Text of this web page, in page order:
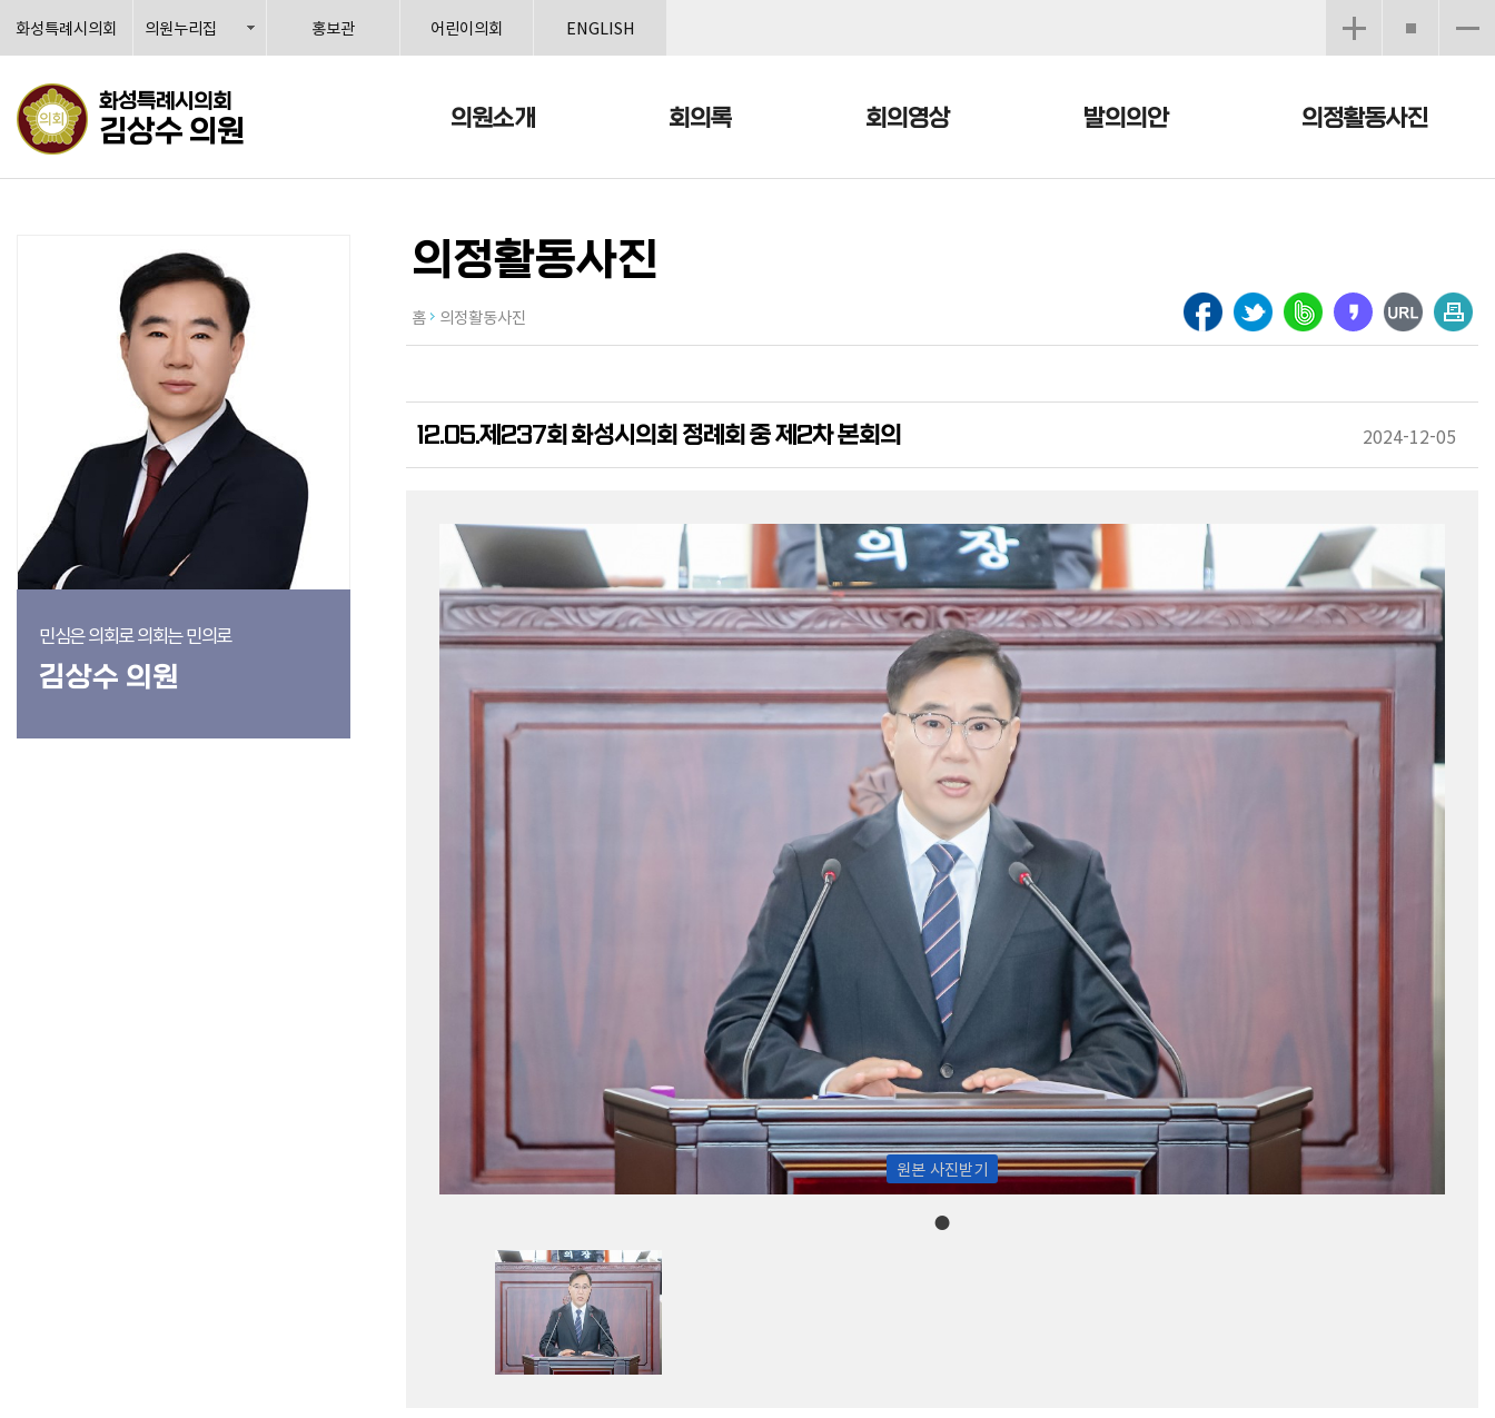
화성특례시의회
김상수 의원
화성특례시의회 의원누리집 홍보관 어린이의회 ENGLISH
의원소개 회의록 회의영상 발의의안 의정활동사진
민심은 의회로 의회는 민의로
김상수 의원
홈 의정활동사진
의정활동사진
12.05.제237회 화성시의회 정례회 중 제2차 본회의 2024-12-05
원본 사진받기